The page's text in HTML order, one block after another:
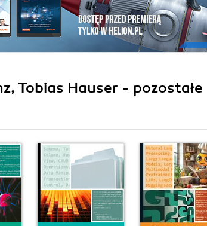
Tobias Hauser - pozostałe